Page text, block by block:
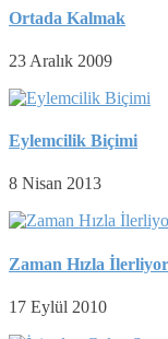
Ortada Kalmak
23 Aralık 2009
Eylemcilik Biçimi
8 Nisan 2013
Zaman Hızla İlerliyor
17 Eylül 2010